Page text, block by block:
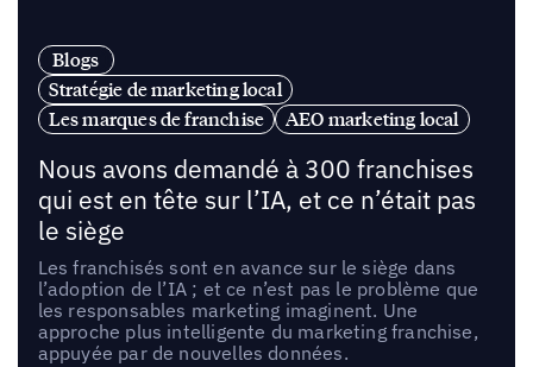
Blogs
Stratégie de marketing local
Les marques de franchise
AEO marketing local
Nous avons demandé à 300 franchises
qui est en tête sur l’IA, et ce n’était pas
le siège
Les franchisés sont en avance sur le siège dans
l’adoption de l’IA ; et ce n’est pas le problème que
les responsables marketing imaginent. Une
approche plus intelligente du marketing franchise,
appuyée par de nouvelles données.